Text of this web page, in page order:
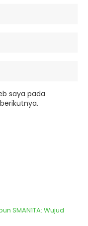
saya pada
SMAN1TA: Wujud